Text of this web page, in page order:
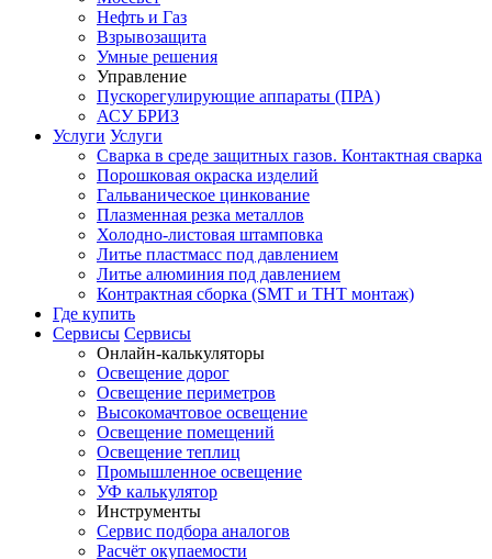
Нефть и Газ
Взрывозащита
Умные решения
Управление
Пускорегулирующие аппараты (ПРА)
АСУ БРИЗ
Услуги Услуги
Сварка в среде защитных газов. Контактная сварка
Порошковая окраска изделий
Гальваническое цинкование
Плазменная резка металлов
Холодно-листовая штамповка
Литье пластмасс под давлением
Литье алюминия под давлением
Контрактная сборка (SMT и THT монтаж)
Где купить
Сервисы Сервисы
Онлайн-калькуляторы
Освещение дорог
Освещение периметров
Высокомачтовое освещение
Освещение помещений
Освещение теплиц
Промышленное освещение
УФ калькулятор
Инструменты
Сервис подбора аналогов
Расчёт окупаемости